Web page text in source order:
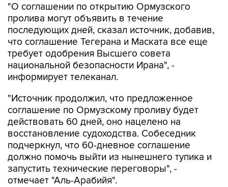
"О соглашении по открытию Ормузского
пролива могут объявить в течение
последующих дней, сказал источник, добавив,
что соглашение Тегерана и Маската все еще
требует одобрения Высшего совета
национальной безопасности Ирана", -
информирует телеканал.
"Источник продолжил, что предложенное
соглашение по Ормузскому проливу будет
действовать 60 дней, оно нацелено на
восстановление судоходства. Собеседник
подчеркнул, что 60-дневное соглашение
должно помочь выйти из нынешнего тупика и
запустить технические переговоры", -
отмечает "Аль-Арабийя".